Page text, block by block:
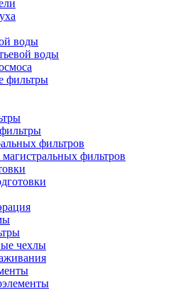
воды
воды
фильтры
фильтров
фильтров
чехлы